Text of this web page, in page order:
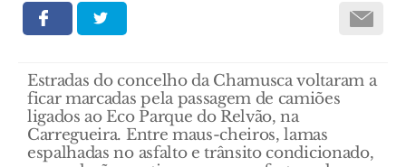
Estradas do concelho da Chamusca voltaram a
ficar marcadas pela passagem de camiões
ligados ao Eco Parque do Relvão, na
Carregueira. Entre maus-cheiros, lamas
espalhadas no asfalto e trânsito condicionado,